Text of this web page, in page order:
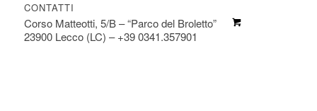
CONTATTI
Corso Matteotti, 5/B – “Parco del Broletto”
23900 Lecco (LC) – +39 0341.357901